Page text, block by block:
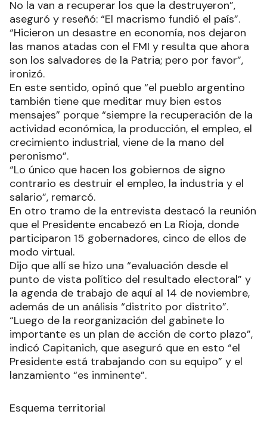
No la van a recuperar los que la destruyeron”,
aseguró y reseñó: “El macrismo fundió el país”.
“Hicieron un desastre en economía, nos dejaron
las manos atadas con el FMI y resulta que ahora
son los salvadores de la Patria; pero por favor”,
ironizó.
En este sentido, opinó que “el pueblo argentino
también tiene que meditar muy bien estos
mensajes” porque “siempre la recuperación de la
actividad económica, la producción, el empleo, el
crecimiento industrial, viene de la mano del
peronismo”.
“Lo único que hacen los gobiernos de signo
contrario es destruir el empleo, la industria y el
salario”, remarcó.
En otro tramo de la entrevista destacó la reunión
que el Presidente encabezó en La Rioja, donde
participaron 15 gobernadores, cinco de ellos de
modo virtual.
Dijo que allí se hizo una “evaluación desde el
punto de vista político del resultado electoral” y
la agenda de trabajo de aquí al 14 de noviembre,
además de un análisis “distrito por distrito”.
“Luego de la reorganización del gabinete lo
importante es un plan de acción de corto plazo”,
indicó Capitanich, que aseguró que en esto “el
Presidente está trabajando con su equipo” y el
lanzamiento “es inminente”.
Esquema territorial